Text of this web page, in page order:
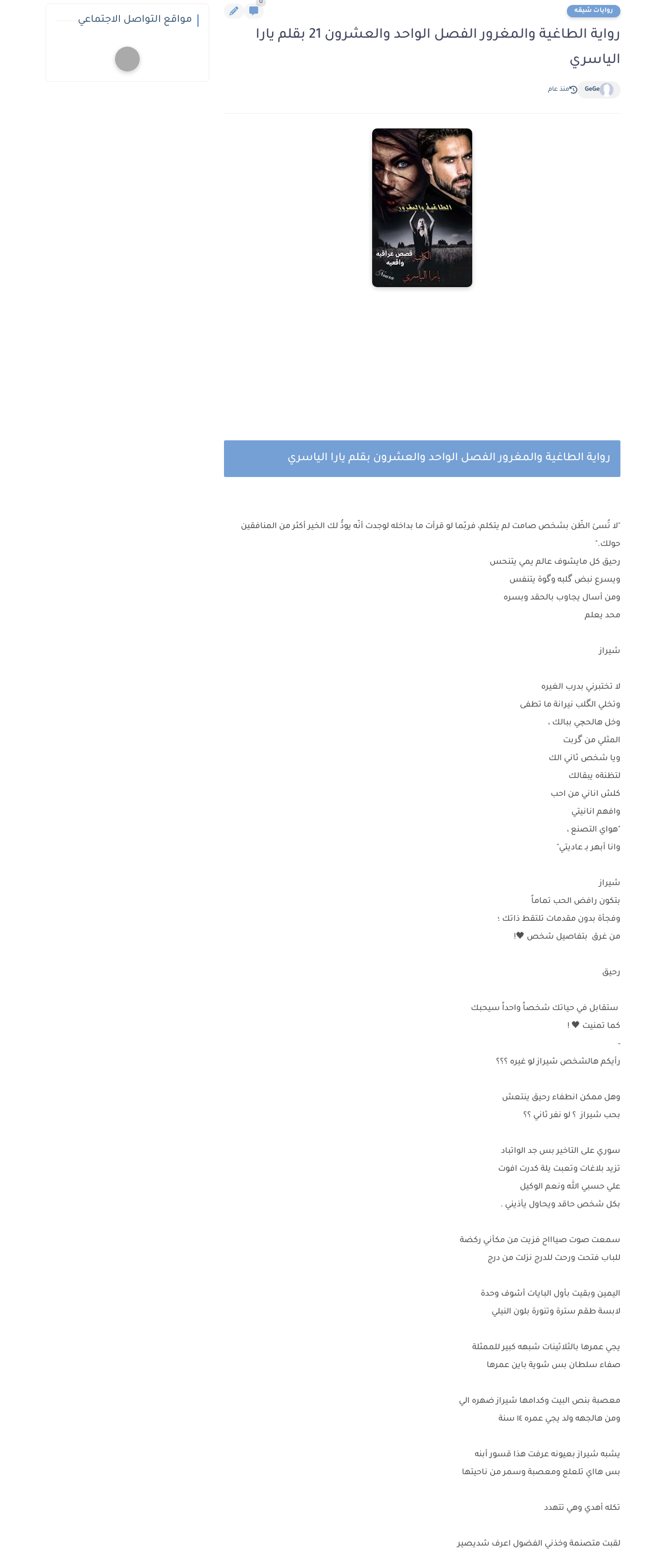
روايات شيقه
0
رواية الطاغية والمغرور الفصل الواحد والعشرون 21 بقلم يارا
الياسري
GeGe منذ عام
رواية الطاغية والمغرور الفصل الواحد والعشرون بقلم يارا الياسري
"لا تُسئ الظّن بشخص صامت لم يتكلم، فربّما لو قرأت ما بداخله لوجدت أنّه يودُّ لك الخير أكثر من المنافقين
حولك."
رحيق كل مايشوف عالم يمي يتنحس
ويسرع نبض گلبه وگوة يتنفس
ومن أسال يجاوب بالحقد وبسره
محد يعلم
شيراز
لا تختبرني بدرب الغيره
وتخلي الگلب نيرانة ما تطفى
وخل هالحچي ببالك ،
المثلي من گربت
ويا شخص ثاني الك
لتظنةه يبقالك
كلش اناني من احب
وافهم انانيتي
"هواي التصنع ،
وانا أبهر بـ عاديتي"
شيراز
بتكون رافض الحب تماماً
وفجأة بدون مقدمات تلتقط ذاتك ؛
من غرق بتفاصيل شخص 🖤!
رحيق
‏ستقابل في حياتك شخصاً واحداً سيحبك
كما تمنيت 🖤 !
-
رأيكم هالشخص شيراز لو غيره ؟؟؟
وهل ممكن انطفاء رحيق ينتعش
بحب شيراز ؟ لو نفر ثاني ؟؟
سوري على التاخير بس جد الواتباد
تزيد بلاغات وتعبت يلة كدرت افوت
علي حسبي الله ونعم الوكيل
بكل شخص حاقد ويحاول يأذيني .
سمعت صوت صياااح فزيت من مكأني ركضة
للباب فتحت ورحت للدرج نزلت من درج
اليمين وبقيت بأول البايات أشوف وحدة
لابسة طقم سترة وتنورة بلون النيلي
يجي عمرها بالثلاثينات شبهه كبير للممثلة
صفاء سلطان بس شوية باين عمرها
معصبة بنص البيت وكدامها شيراز ضهره الي
ومن هالجهه ولد يجي عمره ١٤ سنة
يشبه شيراز بعيونه عرفت هذا قسور أبنه
بس هااي تلعلع ومعصبة وسمر من ناحيتها
تكله أهدي وهي تتهدد
لقبت متصنمة وخذني الفضول اعرف شديصير
مواقع التواصل الاجتماعي